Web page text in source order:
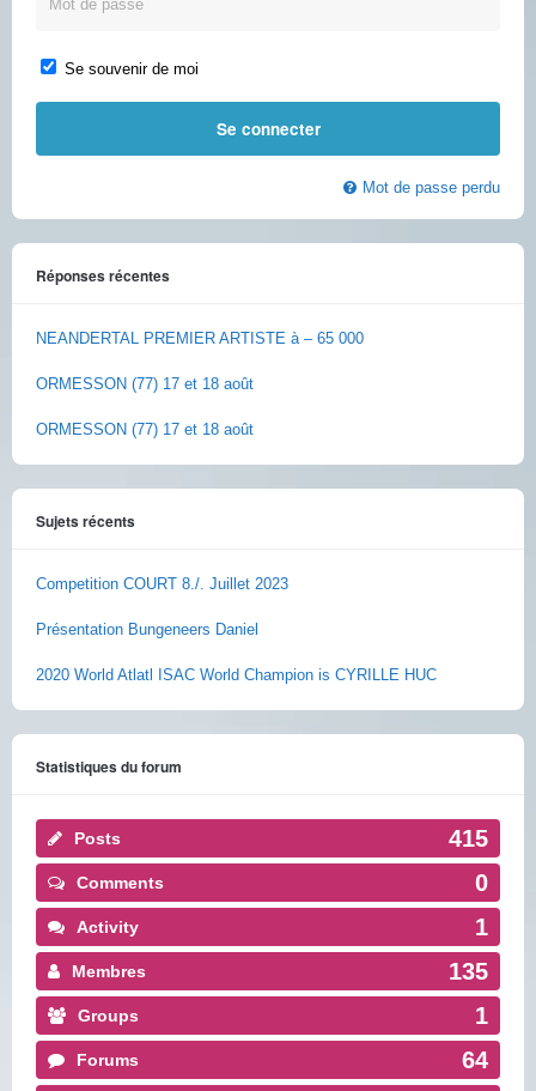
Se souvenir de moi
Mot de passe perdu
Réponses récentes
NEANDERTAL PREMIER ARTISTE à – 65 000
ORMESSON (77) 17 et 18 août
ORMESSON (77) 17 et 18 août
Sujets récents
Competition COURT 8./. Juillet 2023
Présentation Bungeneers Daniel
2020 World Atlatl ISAC World Champion is CYRILLE HUC
Statistiques du forum
Posts 415
Comments 0
Activity 1
Membres 135
Groups 1
Forums 64